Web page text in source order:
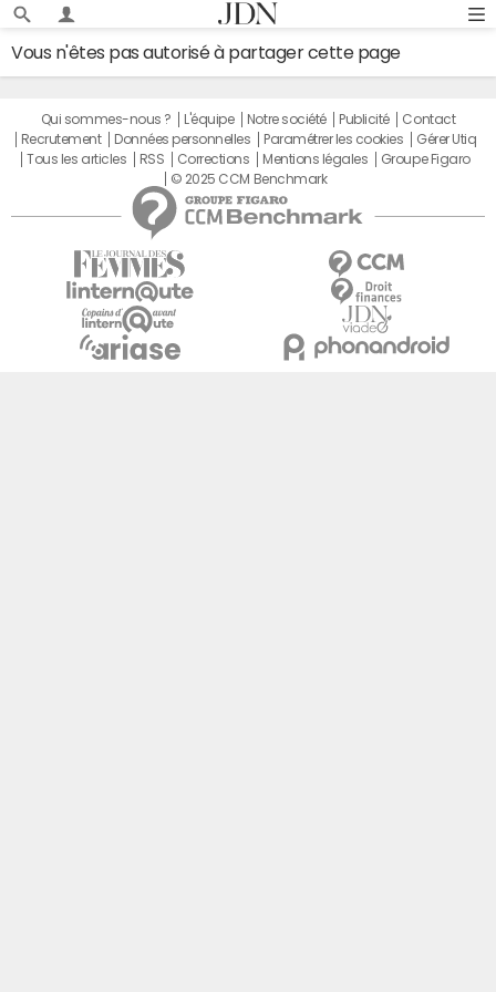
Vous n'êtes pas autorisé à partager cette page
Qui sommes-nous ? L'équipe Notre société Publicité
Contact
Recrutement
Données personnelles Paramétrer les cookies
Gérer Utiq
Tous les articles
RSS Corrections Mentions légales
Groupe Figaro
© 2025 CCM Benchmark